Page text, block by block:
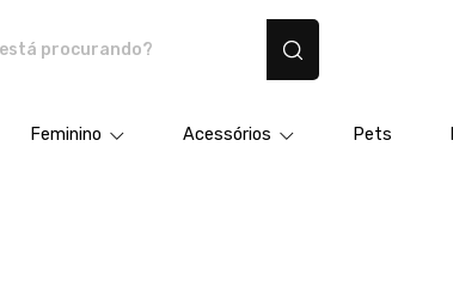
Feminino Acessórios Pets